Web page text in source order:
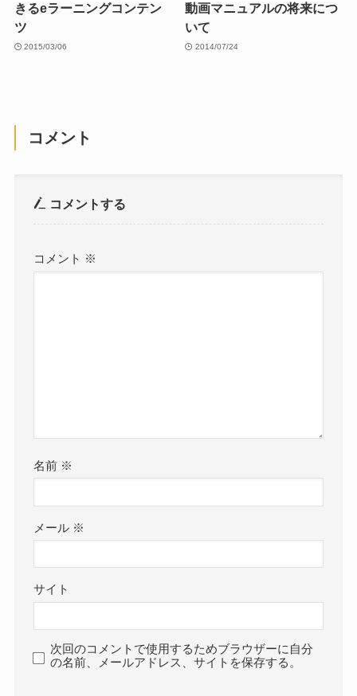
きるeラーニングコンテン
ツ
2015/03/06
動画マニュアルの将来につ
いて
2014/07/24
コメント
コメントする
コメント ※
名前 ※
メール ※
サイト
次回のコメントで使用するためブラウザーに自分
の名前、メールアドレス、サイトを保存する。